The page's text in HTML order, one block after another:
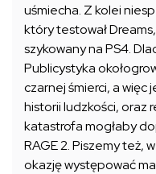
uśmiecha. Z kolei
który testował
szykowany na PS4.
Publicystyka
czarnej śmierci, a więc
historii ludzkości, oraz
katastrofa mogłaby
RAGE 2. Piszemy też,
okazję występować